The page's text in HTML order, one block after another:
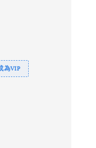
為VIP